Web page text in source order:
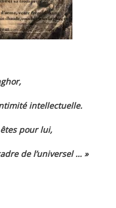
intellectuelle.
êtes pour lui,
de l’universel … »